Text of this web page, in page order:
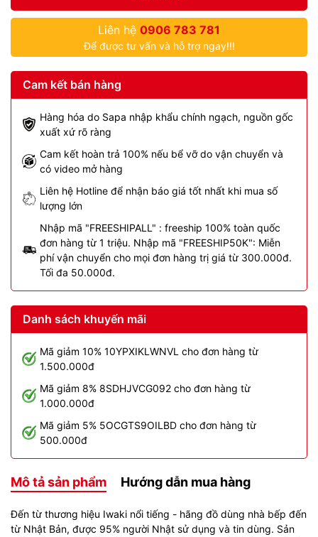
Liên hệ 0906 783 781
Để được tư vấn và hỗ trợ ngay!!!
Cam kết bán hàng
Hàng hóa do Sapa nhập khẩu chính ngạch, nguồn gốc
xuất xứ rõ ràng
Cam kết hoàn trả 100% nếu bể vỡ do vận chuyển và
có video mở hàng
Liên hệ Hotline để nhận báo giá tốt nhất khi mua số
lượng lớn
Nhập mã "FREESHIPALL" : freeship 100% toàn quốc
đơn hàng từ 1 triệu. Nhập mã "FREESHIP50K": Miễn
phí vận chuyển cho mọi đơn hàng trị giá từ 300.000đ.
Tối đa 50.000đ.
Danh sách khuyến mãi
Mã giảm 10% 10YPXIKLWNVL cho đơn hàng từ
1.500.000đ
Mã giảm 8% 8SDHJVCG092 cho đơn hàng từ
1.000.000đ
Mã giảm 5% 5OCGTS9OILBD cho đơn hàng từ
500.000đ
Mô tả sản phẩm Hướng dẫn mua hàng
Đến từ thương hiệu Iwaki nổi tiếng - hãng đồ dùng nhà bếp đến
từ Nhật Bản, được 95% người Nhật sử dụng và tin dùng. Sản